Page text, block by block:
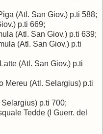
(Atl. San Giov.) p.ti 588;
p.ti 669;
(Atl. San Giov.) p.ti 639;
(Atl. San Giov.) p.ti
(Atl. San Giov.) p.ti
Mereu (Atl. Selargius) p.ti
p.ti 700;
Tedde (I Guerr. del